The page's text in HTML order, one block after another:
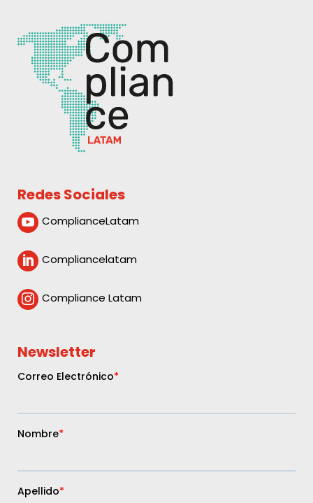
Redes Sociales
 ComplianceLatam
 Compliancelatam
 Compliance Latam
Newsletter